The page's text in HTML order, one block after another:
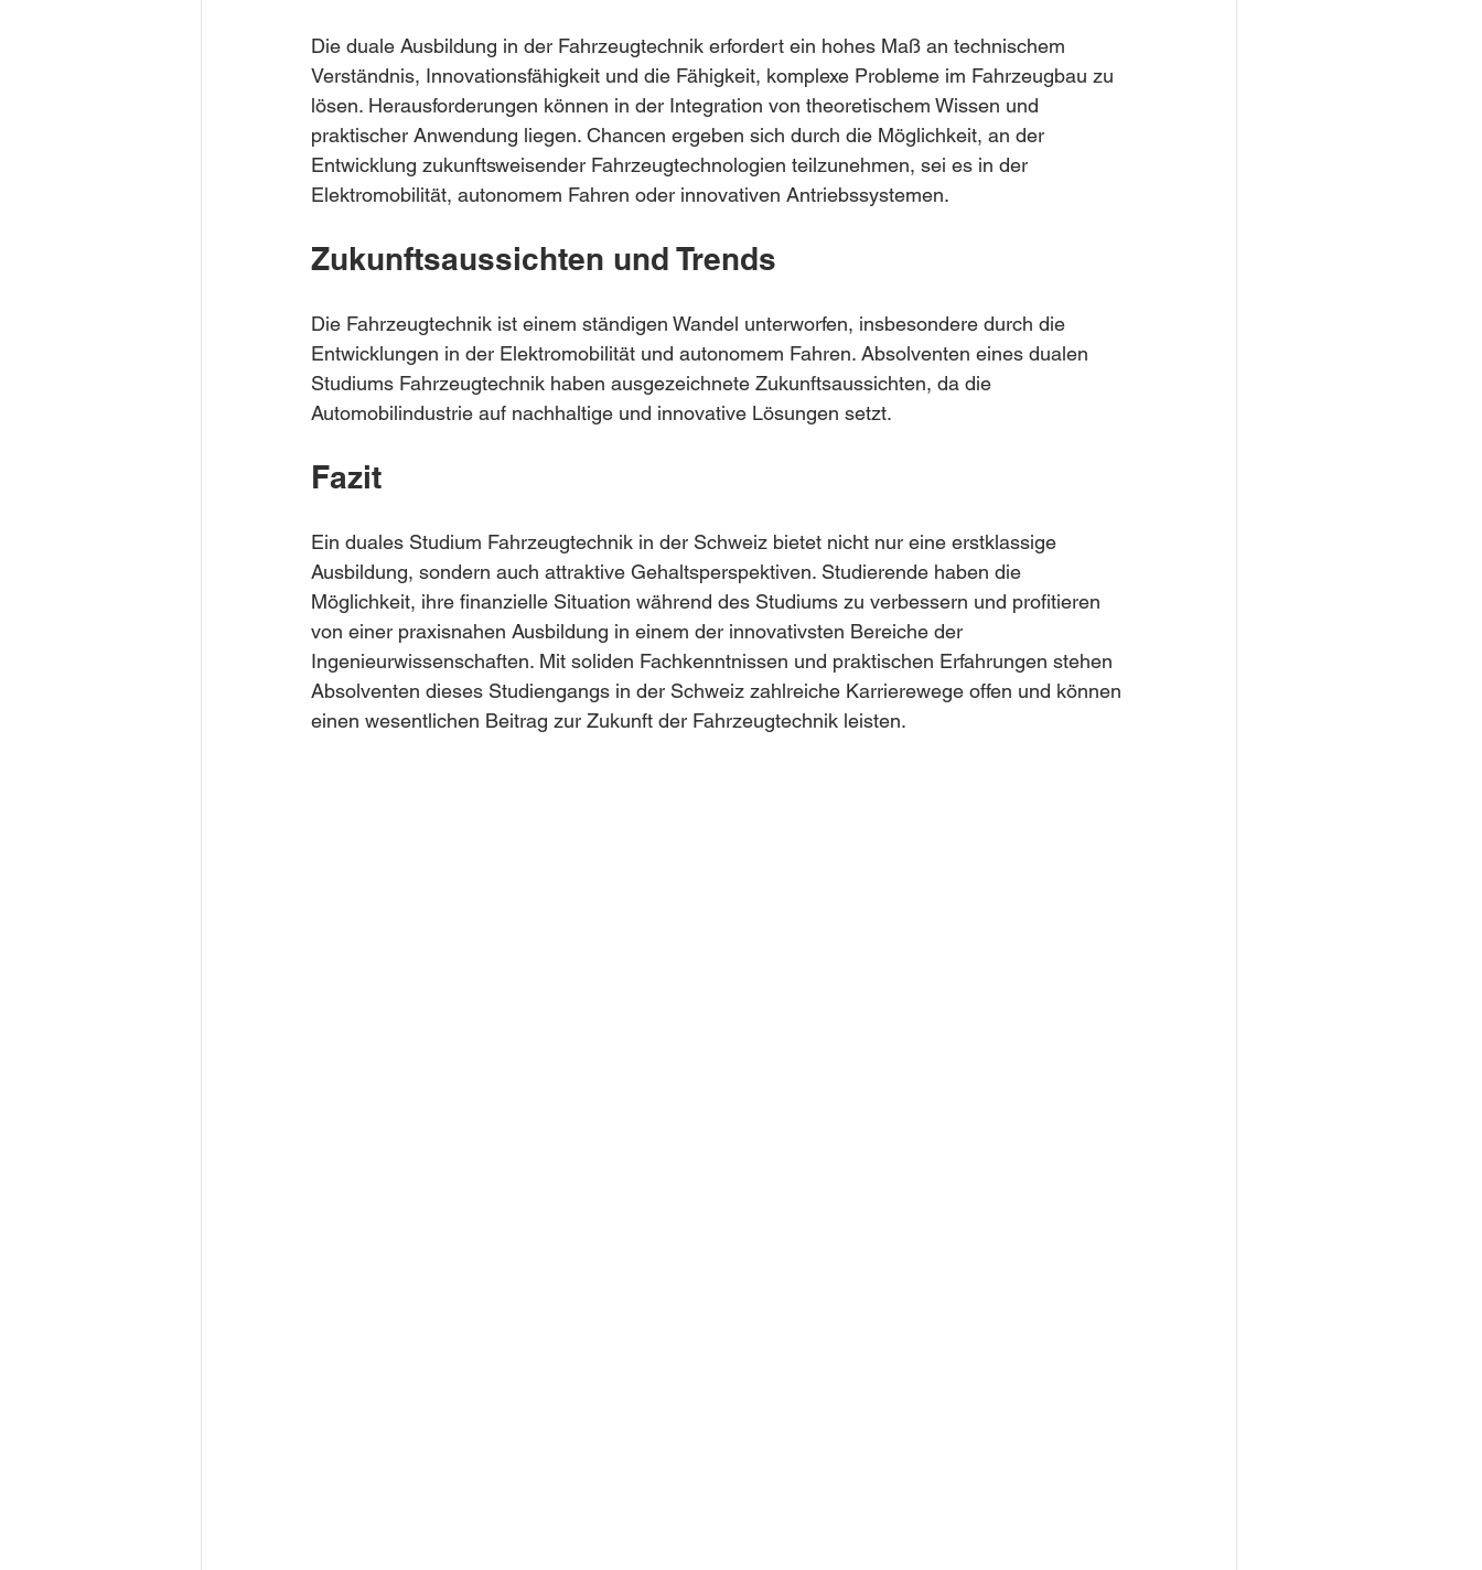
Die duale Ausbildung in der Fahrzeugtechnik erfordert ein hohes Maß an technischem
Verständnis, Innovationsfähigkeit und die Fähigkeit, komplexe Probleme im Fahrzeugbau zu
lösen. Herausforderungen können in der Integration von theoretischem Wissen und
praktischer Anwendung liegen. Chancen ergeben sich durch die Möglichkeit, an der
Entwicklung zukunftsweisender Fahrzeugtechnologien teilzunehmen, sei es in der
Elektromobilität, autonomem Fahren oder innovativen Antriebssystemen.
Zukunftsaussichten und Trends
Die Fahrzeugtechnik ist einem ständigen Wandel unterworfen, insbesondere durch die
Entwicklungen in der Elektromobilität und autonomem Fahren. Absolventen eines dualen
Studiums Fahrzeugtechnik haben ausgezeichnete Zukunftsaussichten, da die
Automobilindustrie auf nachhaltige und innovative Lösungen setzt.
Fazit
Ein duales Studium Fahrzeugtechnik in der Schweiz bietet nicht nur eine erstklassige
Ausbildung, sondern auch attraktive Gehaltsperspektiven. Studierende haben die
Möglichkeit, ihre finanzielle Situation während des Studiums zu verbessern und profitieren
von einer praxisnahen Ausbildung in einem der innovativsten Bereiche der
Ingenieurwissenschaften. Mit soliden Fachkenntnissen und praktischen Erfahrungen stehen
Absolventen dieses Studiengangs in der Schweiz zahlreiche Karrierewege offen und können
einen wesentlichen Beitrag zur Zukunft der Fahrzeugtechnik leisten.